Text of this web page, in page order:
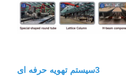
3سیستم تهویه حرفه ای